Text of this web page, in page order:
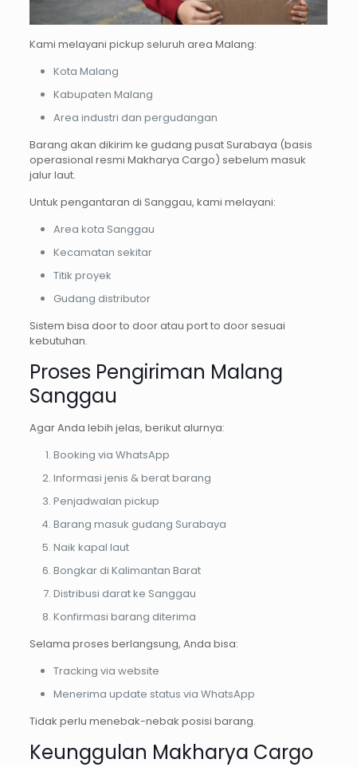
Kami melayani pickup seluruh area Malang:
Kota Malang
Kabupaten Malang
Area industri dan pergudangan
Barang akan dikirim ke gudang pusat Surabaya (basis
operasional resmi Makharya Cargo) sebelum masuk
jalur laut.
Untuk pengantaran di Sanggau, kami melayani:
Area kota Sanggau
Kecamatan sekitar
Titik proyek
Gudang distributor
Sistem bisa door to door atau port to door sesuai
kebutuhan.
Proses Pengiriman Malang
Sanggau
Agar Anda lebih jelas, berikut alurnya:
Booking via WhatsApp
Informasi jenis & berat barang
Penjadwalan pickup
Barang masuk gudang Surabaya
Naik kapal laut
Bongkar di Kalimantan Barat
Distribusi darat ke Sanggau
Konfirmasi barang diterima
Selama proses berlangsung, Anda bisa:
Tracking via website
Menerima update status via WhatsApp
Tidak perlu menebak-nebak posisi barang.
Keunggulan Makharya Cargo